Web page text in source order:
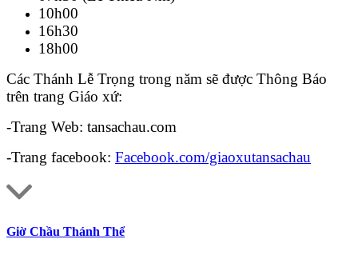
10h00
16h30
18h00
Các Thánh Lễ Trọng trong năm sẽ được Thông Báo
trên trang Giáo xứ:
-Trang Web: tansachau.com
-Trang facebook: Facebook.com/giaoxutansachau
Giờ Chầu Thánh Thể